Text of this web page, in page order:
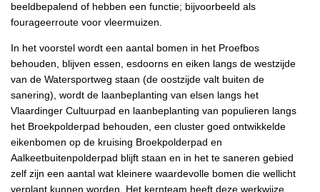
beeldbepalend of hebben een functie; bijvoorbeeld als
fourageerroute voor vleermuizen.
In het voorstel wordt een aantal bomen in het Proefbos
behouden, blijven essen, esdoorns en eiken langs de westzijde
van de Watersportweg staan (de oostzijde valt buiten de
sanering), wordt de laanbeplanting van elsen langs het
Vlaardinger Cultuurpad en laanbeplanting van populieren langs
het Broekpolderpad behouden, een cluster goed ontwikkelde
eikenbomen op de kruising Broekpolderpad en
Aalkeetbuitenpolderpad blijft staan en in het te saneren gebied
zelf zijn een aantal wat kleinere waardevolle bomen die wellicht
verplant kunnen worden. Het kernteam heeft deze werkwijze